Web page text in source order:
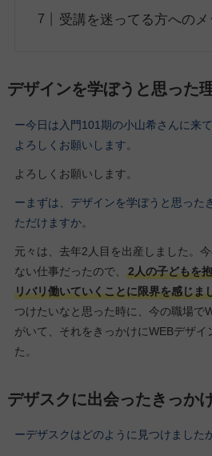
受講を迷ってる方への
デザインを学ぼうと思った
ー今日は入門101期の小山希さんに来
よろしくお願いします。
よろしくお願いします。
ーまずは、デザインを学ぼうと思った
ただけますか。
元々は、去年2人目を出産しました。
ない仕事だったので、
2人の子どもを
リバリ働いていくことに限界を感じま
つけたいなと思った時に、今の職場で
がいて、それをきっかけにWEBデザイ
た。
デザスクに出会ったきっか
ーデザスクはどのように見つけました